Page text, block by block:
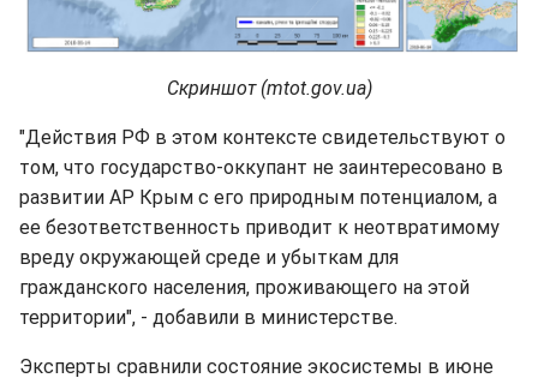
Скриншот (mtot.gov.ua)
"Действия РФ в этом контексте свидетельствуют о
том, что государство-оккупант не заинтересовано в
развитии АР Крым с его природным потенциалом, а
ее безответственность приводит к неотвратимому
вреду окружающей среде и убыткам для
гражданского населения, проживающего на этой
территории", - добавили в министерстве.
Эксперты сравнили состояние экосистемы в июне